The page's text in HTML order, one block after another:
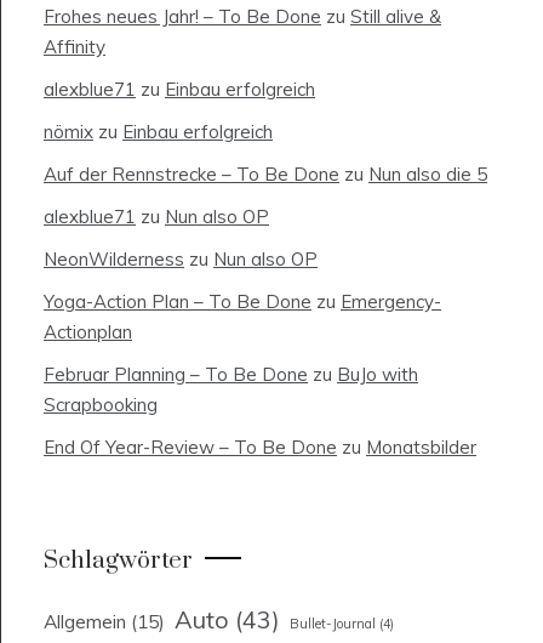
Frohes neues Jahr! – To Be Done zu Still alive &
Affinity
alexblue71 zu Einbau erfolgreich
nömix zu Einbau erfolgreich
Auf der Rennstrecke – To Be Done zu Nun also die 5
alexblue71 zu Nun also OP
NeonWilderness zu Nun also OP
Yoga-Action Plan – To Be Done zu Emergency-
Actionplan
Februar Planning – To Be Done zu BuJo with
Scrapbooking
End Of Year-Review – To Be Done zu Monatsbilder
Schlagwörter
Allgemein (15) Auto (43) Bullet-Journal (4)